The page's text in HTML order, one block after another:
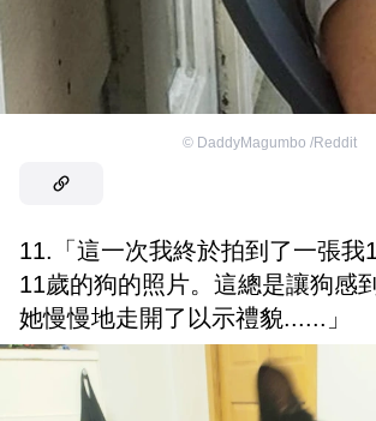
© DaddyMagumbo /Reddit
11.「這一次我終於拍到了一張我
11歲的狗的照片。這總是讓狗感
她慢慢地走開了以示禮貌......」